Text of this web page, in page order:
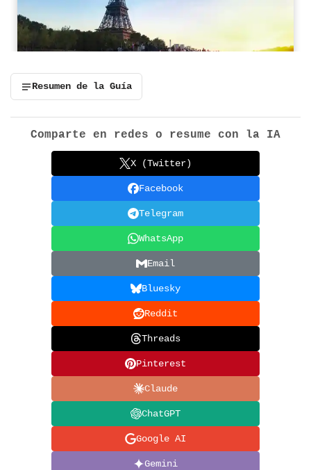
Resumen de la Guía
Comparte en redes o resume con la IA
X (Twitter)
Facebook
Telegram
WhatsApp
Email
Bluesky
Reddit
Threads
Pinterest
Claude
ChatGPT
Google AI
Gemini